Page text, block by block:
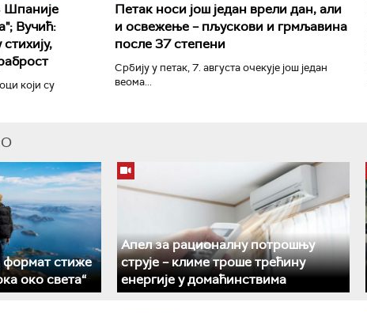
Шпаније
Вучић:
који су
Петак носи још један врели дан, али
и освежење – пљускови и грмљавина
после 37 степени
Србију у петак, 7. августа очекује још један
веома...
стиже
око света“
Апел за рационалну потрошњу
струје – климе троше трећину
енергије у домаћинствима